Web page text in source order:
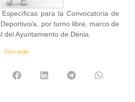
para la Convocatoria de
a, por turno libre, marco de
del Ayuntamiento de Dénia.
Descarga